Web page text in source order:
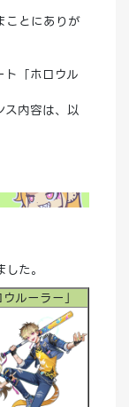
ことにありが
「ホロウル
ス内容は、以
た。
ルーラー」